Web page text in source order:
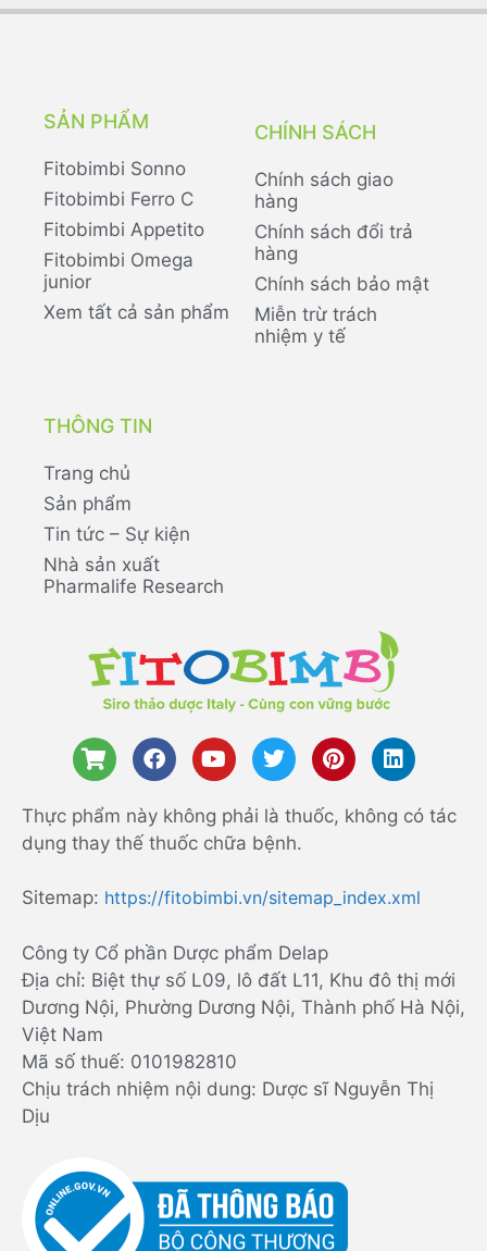
SẢN PHẨM
Fitobimbi Sonno
Fitobimbi Ferro C
Fitobimbi Appetito
Fitobimbi Omega
junior
Xem tất cả sản phẩm
CHÍNH SÁCH
Chính sách giao
hàng
Chính sách đổi trả
hàng
Chính sách bảo mật
Miễn trừ trách
nhiệm y tế
THÔNG TIN
Trang chủ
Sản phẩm
Tin tức – Sự kiện
Nhà sản xuất
Pharmalife Research
Thực phẩm này không phải là thuốc, không có tác
dụng thay thế thuốc chữa bệnh.
Sitemap: https://fitobimbi.vn/sitemap_index.xml
Công ty Cổ phần Dược phẩm Delap
Địa chỉ: Biệt thự số L09, lô đất L11, Khu đô thị mới
Dương Nội, Phường Dương Nội, Thành phố Hà Nội,
Việt Nam
Mã số thuế: 0101982810
Chịu trách nhiệm nội dung: Dược sĩ Nguyễn Thị
Dịu